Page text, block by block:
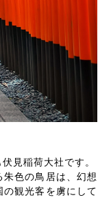
見稲荷大社です。
色の鳥居は、幻想
観光客を虜にして